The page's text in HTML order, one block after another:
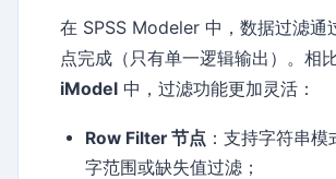
在 SPSS Modeler 中，数据过滤通
点完成（只有单一逻辑输出）。相
iModel 中，过滤功能更加灵活：
Row Filter 节点 ：支持字符串
字范围或缺失值过滤；